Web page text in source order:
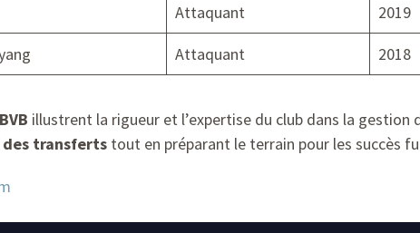
Attaquant 2019
Attaquant 2018
BVB illustrent la rigueur et l’expertise du club dans la
des transferts tout en préparant le terrain pour les succès